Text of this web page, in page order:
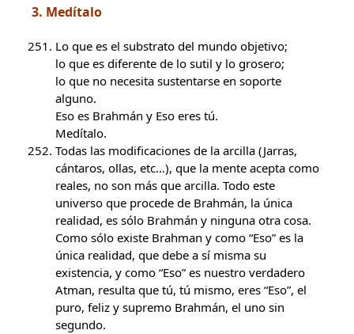
3. Medítalo
Lo que es el substrato del mundo objetivo;
lo que es diferente de lo sutil y lo grosero;
lo que no necesita sustentarse en soporte
alguno.
Eso es Brahmán y Eso eres tú.
Medítalo.
Todas las modificaciones de la arcilla (Jarras,
cántaros, ollas, etc…), que la mente acepta como
reales, no son más que arcilla. Todo este
universo que procede de Brahmán, la única
realidad, es sólo Brahmán y ninguna otra cosa.
Como sólo existe Brahman y como “Eso” es la
única realidad, que debe a sí misma su
existencia, y como “Eso” es nuestro verdadero
Atman, resulta que tú, tú mismo, eres “Eso”, el
puro, feliz y supremo Brahmán, el uno sin
segundo.